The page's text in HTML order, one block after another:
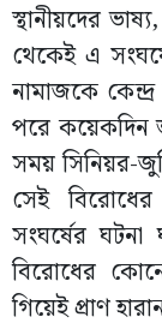
স্থানীয়দের
থেকেই এ
নামাজকে
পরে কয়েকদিন
সময় সিনিয়র-
সেই
সংঘর্ষের
বিরোধের
গিয়েই প্রাণ